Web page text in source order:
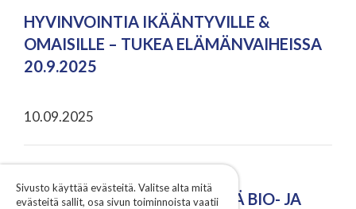
HYVINVOINTIA IKÄÄNTYVILLE &
OMAISILLE – TUKEA ELÄMÄNVAIHEISSA
20.9.2025
10.09.2025
KANSALLISESTI MERKITTÄVÄ BIO- JA
Sivusto käyttää evästeitä. Valitse alta mitä
evästeitä sallit, osa sivun toiminnoista vaatii